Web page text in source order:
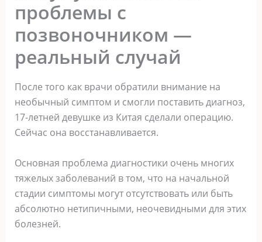
проблемы с
позвоночником —
реальный случай
После того как врачи обратили внимание на
необычный симптом и смогли поставить диагноз,
17-летней девушке из Китая сделали операцию.
Сейчас она восстанавливается.
Основная проблема диагностики очень многих
тяжелых заболеваний в том, что на начальной
стадии симптомы могут отсутствовать или быть
абсолютно нетипичными, неочевидными для этих
болезней.